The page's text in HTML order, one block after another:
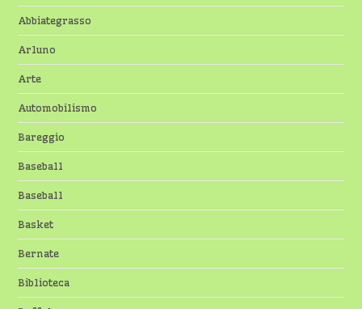
Abbiategrasso
Arluno
Arte
Automobilismo
Bareggio
Baseball
Baseball
Basket
Bernate
Biblioteca